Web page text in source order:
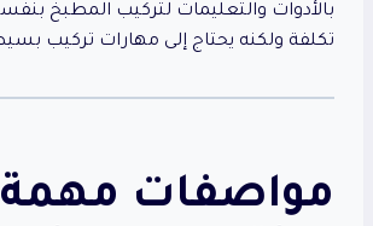
بالأدوات والتعليمات لتركيب المطبخ
تكلفة ولكنه يحتاج إلى مهارات تركيب
مواصفات